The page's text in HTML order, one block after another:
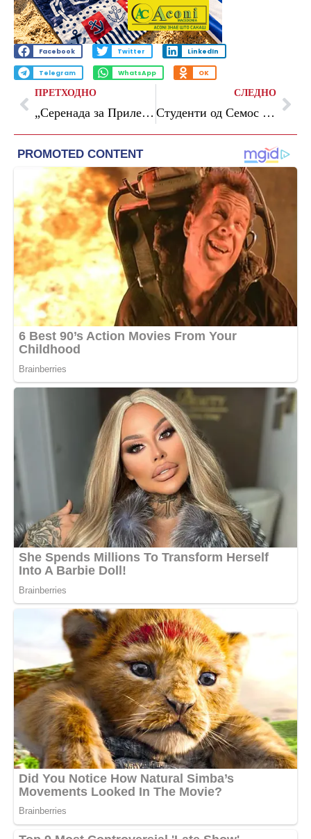
Facebook Twitter LinkedIn
Telegram WhatsApp OK
ПРЕТХОДНО
„Серенада за Прилеп“ – емотивна музичка посвета за градот од Витаминка, Блага, Дац и Александар
СЛЕДНО
Студенти од Семос Едукација изработија постери за поддршка на лицата со мултипла склероза